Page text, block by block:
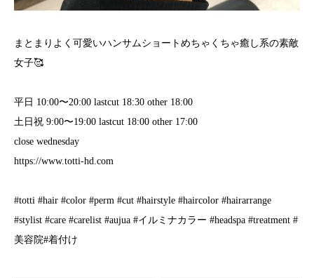
まとまりよく可愛いハンサムショートめちゃくちゃ癒し系の素敵
女子🥰
平日 10:00〜20:00 lastcut 18:30 other 18:00
土日祝 9:00〜19:00 lastcut 18:00 other 17:00
close wednesday
https://www.totti-hd.com
#totti #hair #color #perm #cut #hairstyle #haircolor #hairarrange
#stylist #care #carelist #aujua #イルミナカラー #headspa #treatment #
美容院#着付け